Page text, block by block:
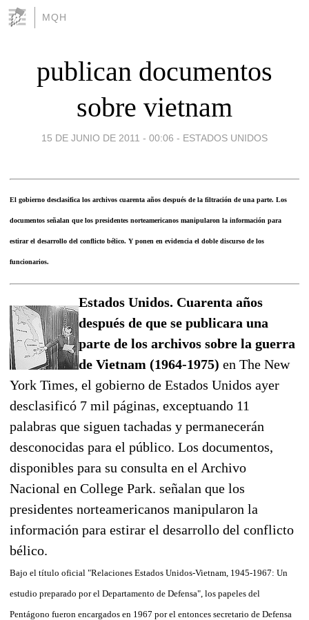
MQH
publican documentos
sobre vietnam
15 DE JUNIO DE 2011 - 00:06 - ESTADOS UNIDOS
El gobierno desclasifica los archivos cuarenta años después de la filtración de una parte. Los
documentos señalan que los presidentes norteamericanos manipularon la información para
estirar el desarrollo del conflicto bélico. Y ponen en evidencia el doble discurso de los
funcionarios.
Estados Unidos. Cuarenta años
después de que se publicara una
parte de los archivos sobre la guerra
de Vietnam (1964-1975) en The New
York Times, el gobierno de Estados Unidos ayer
desclasificó 7 mil páginas, exceptuando 11
palabras que siguen tachadas y permanecerán
desconocidas para el público. Los documentos,
disponibles para su consulta en el Archivo
Nacional en College Park. señalan que los
presidentes norteamericanos manipularon la
información para estirar el desarrollo del conflicto
bélico.
Bajo el título oficial "Relaciones Estados Unidos-Vietnam, 1945-1967: Un
estudio preparado por el Departamento de Defensa", los papeles del
Pentágono fueron encargados en 1967 por el entonces secretario de Defensa